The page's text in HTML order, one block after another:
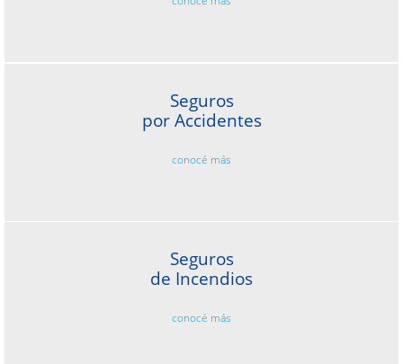
Seguros
por Accidentes
conocé más
Seguros
de Incendios
conocé más